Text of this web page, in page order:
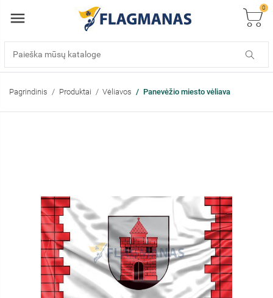
0
Pagrindinis Produktai Vėliavos Panevėžio miesto vėliava